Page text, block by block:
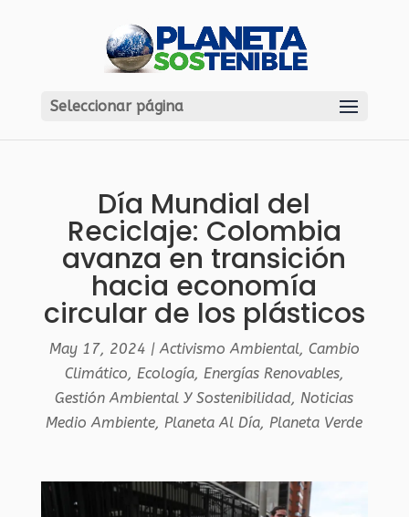
Seleccionar página
Día Mundial del
Reciclaje: Colombia
avanza en transición
hacia economía
circular de los plásticos
May 17, 2024 |Activismo Ambiental, Cambio
Climático, Ecología, Energías Renovables,
Gestión Ambiental Y Sostenibilidad,Noticias
Medio Ambiente,Planeta Al Día,Planeta Verde